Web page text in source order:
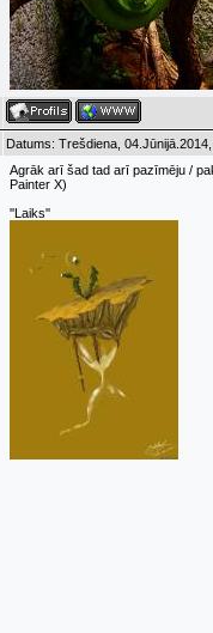
Datums: Trešdiena,
Agrāk arī šad tad arī pazīmēju /
Painter X)
''Laiks''